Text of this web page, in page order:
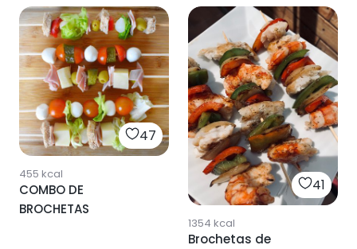
47
455 kcal
COMBO DE
BROCHETAS
41
1354 kcal
Brochetas de